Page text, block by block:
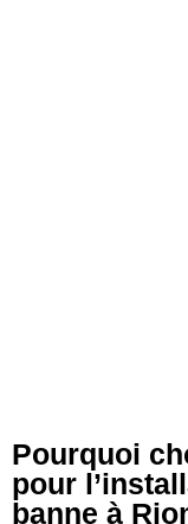
Pourquoi
pour
banne à